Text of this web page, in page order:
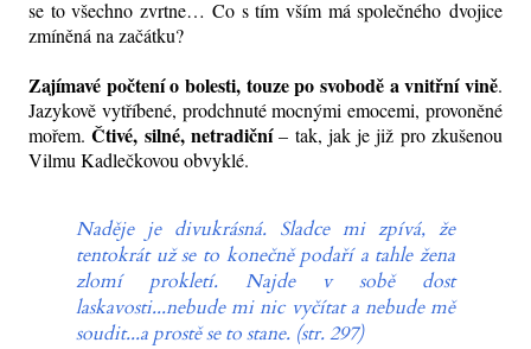
se to všechno zvrtne… Co s tím vším má společného dvojice
zmíněná na začátku?
Zajímavé počtení o bolesti, touze po svobodě a vnitřní vině.
Jazykově vytříbené, prodchnuté mocnými emocemi, provoněné
mořem.Čtivé, silné, netradiční– tak, jakje již pro zkušenou
Vilmu Kadlečkovou obvyklé.
Naděje je divukrásná. Sladce mi zpívá, že
tentokrát už se to konečně podaří a tahle žena
zlomí prokletí. Najde v sobě dost
laskavosti...nebude mi nic vyčítat a nebude mě
soudit...a prostě se to stane. (str. 297)